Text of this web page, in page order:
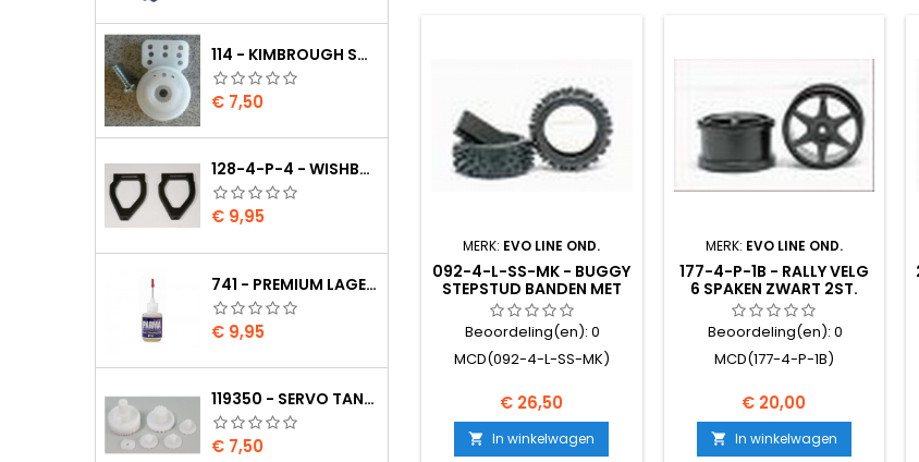
114 - KIMBROUGH SMALL SERVO SAVER - 25 SPLINE DRIVE - FUTABA
Prijs
€ 7,50
128-4-P-4 - WISHBONE UPPER BODY EVO2
Prijs
€ 9,95
741 - PREMIUM LAGER OLIE
Prijs
€ 9,95
119350 - SERVO TANDWIELEN HS-805BB/815BB
Prijs
€ 7,50
MERK: EVO LINE OND.
092-4-L-SS-MK - BUGGY
STEPSTUD BANDEN MET
INLAY WHITESPOT 2S
Beoordeling(en):0
MCD(092-4-L-SS-MK)
Prijs
€ 26,50
 In winkelwagen
MERK: EVO LINE OND.
177-4-P-1B - RALLY VELG
6 SPAKEN ZWART 2ST.
Beoordeling(en): 0
MCD(177-4-P-1B)
Prijs
€ 20,00
 In winkelwagen